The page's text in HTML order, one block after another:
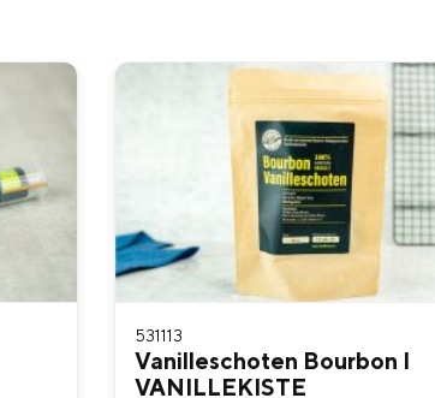
531113
Vanilleschoten Bourbon I
VANILLEKISTE